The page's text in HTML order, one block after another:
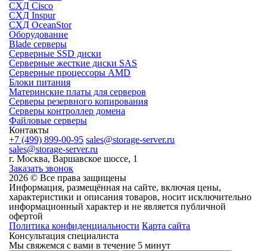
СХД Cisco
СХД Inspur
СХД OceanStor
Оборудование
Blade серверы
Серверные SSD диски
Cерверные жесткие диски SAS
Серверные процессоры AMD
Блоки питания
Материнские платы для серверов
Серверы резервного копирования
Серверы контроллер домена
Файловые серверы
Контакты
+7 (499) 899-00-95 sales@storage-server.ru
sales@storage-server.ru
г. Москва, Варшавское шоссе, 1
Заказать звонок
2026 © Все права защищены
Информация, размещённая на сайте, включая цены,
характеристики и описания товаров, носит исключительно
информационный характер и не является публичной
офертой
Политика конфиденциальности Карта сайта
Консультация специалиста
Мы свяжемся с вами в течение 5 минут